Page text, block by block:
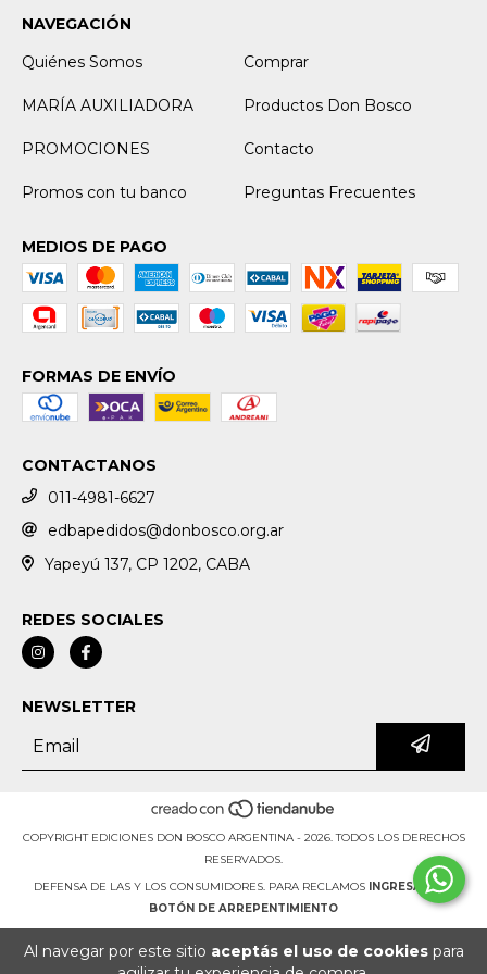
Al navegar por este sitio aceptás el uso de cookiespara
NAVEGACIÓN
Quiénes Somos
Comprar
MARÍA AUXILIADORA Productos Don Bosco
PROMOCIONES Contacto
Promos con tu banco Preguntas Frecuentes
MEDIOS DE PAGO
FORMAS DE ENVÍO
CONTACTANOS
011-4981-6627
edbapedidos@donbosco.org.ar
Yapeyú 137, CP 1202, CABA
REDES SOCIALES
NEWSLETTER
COPYRIGHT EDICIONES DON BOSCO ARGENTINA - 2026. TODOS LOS DERECHOS
RESERVADOS.
DEFENSA DE LAS Y LOS CONSUMIDORES. PARA RECLAMOS INGRESÁ ACÁ.
BOTÓN DE ARREPENTIMIENTO